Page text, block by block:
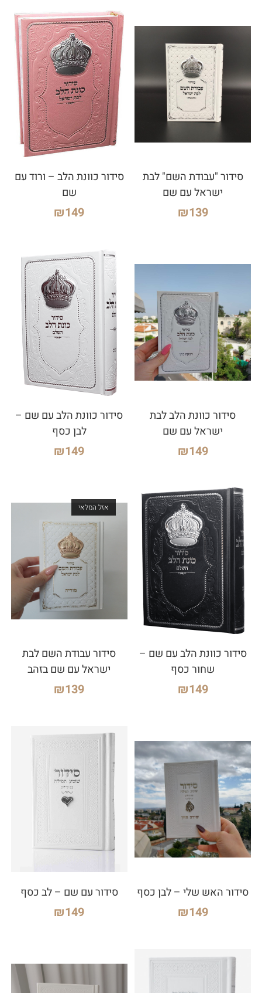
סידור "עבודת השם" לבת
ישראל עם שם
₪139
סידור כוונת הלב – ורוד עם
שם
₪149
סידור כוונת הלב לבת
ישראל עם שם
₪149
סידור כוונת הלב עם שם –
לבן כסף
₪149
סידור כוונת הלב עם שם –
שחור כסף
₪149
אזל המלאי
סידור עבודת השם לבת
ישראל עם שם בזהב
₪139
סידור האש שלי – לבן כסף
₪149
סידור עם שם – לב כסף
₪149